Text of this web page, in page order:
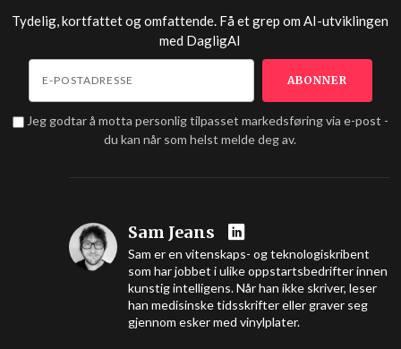
Tydelig, kortfattet og omfattende. Få et grep om AI-utviklingen
med DagligAI
Jeg godtar å motta personlig tilpasset markedsføring via e-post -
du kan når som helst melde deg av.
Sam Jeans
Sam er en vitenskaps- og teknologiskribent
som har jobbet i ulike oppstartsbedrifter innen
kunstig intelligens. Når han ikke skriver, leser
han medisinske tidsskrifter eller graver seg
gjennom esker med vinylplater.